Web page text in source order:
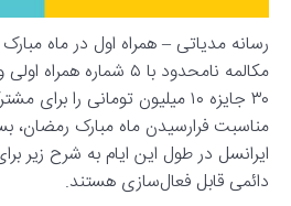
رسانه مدیاتی – همراه اول در ماه
مکالمه نامحدود با ۵
۳۰ جایزه ۱۰ میلیون تومانی را
مناسبت فرارسیدن ماه مبارک رمضان،
ایرانسل در طول این ایام به شرح زیر
دائمی قابل فعال‌سازی هستند.